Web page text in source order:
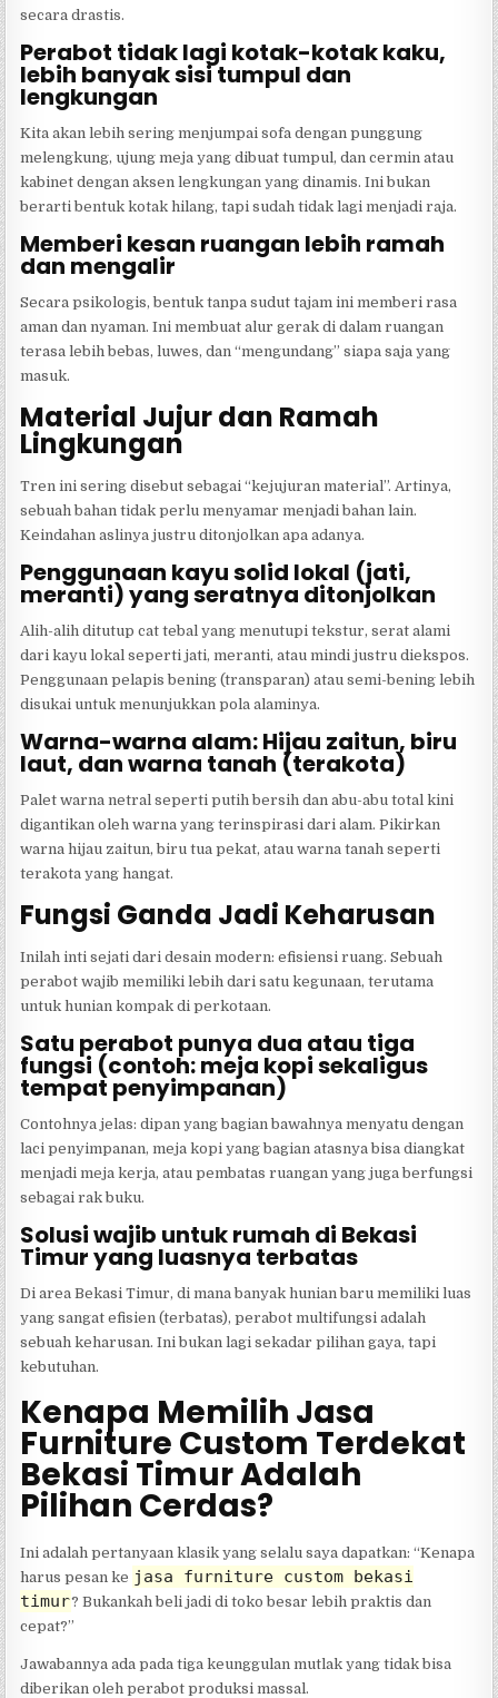
secara drastis.
Perabot tidak lagi kotak-kotak kaku,
lebih banyak sisi tumpul dan
lengkungan
Kita akan lebih sering menjumpai sofa dengan punggung
melengkung, ujung meja yang dibuat tumpul, dan cermin atau
kabinet dengan aksen lengkungan yang dinamis. Ini bukan
berarti bentuk kotak hilang, tapi sudah tidak lagi menjadi raja.
Memberi kesan ruangan lebih ramah
dan mengalir
Secara psikologis, bentuk tanpa sudut tajam ini memberi rasa
aman dan nyaman. Ini membuat alur gerak di dalam ruangan
terasa lebih bebas, luwes, dan “mengundang” siapa saja yang
masuk.
Material Jujur dan Ramah
Lingkungan
Tren ini sering disebut sebagai “kejujuran material”. Artinya,
sebuah bahan tidak perlu menyamar menjadi bahan lain.
Keindahan aslinya justru ditonjolkan apa adanya.
Penggunaan kayu solid lokal (jati,
meranti) yang seratnya ditonjolkan
Alih-alih ditutup cat tebal yang menutupi tekstur, serat alami
dari kayu lokal seperti jati, meranti, atau mindi justru diekspos.
Penggunaan pelapis bening (transparan) atau semi-bening lebih
disukai untuk menunjukkan pola alaminya.
Warna-warna alam: Hijau zaitun, biru
laut, dan warna tanah (terakota)
Palet warna netral seperti putih bersih dan abu-abu total kini
digantikan oleh warna yang terinspirasi dari alam. Pikirkan
warna hijau zaitun, biru tua pekat, atau warna tanah seperti
terakota yang hangat.
Fungsi Ganda Jadi Keharusan
Inilah inti sejati dari desain modern: efisiensi ruang. Sebuah
perabot wajib memiliki lebih dari satu kegunaan, terutama
untuk hunian kompak di perkotaan.
Satu perabot punya dua atau tiga
fungsi (contoh: meja kopi sekaligus
tempat penyimpanan)
Contohnya jelas: dipan yang bagian bawahnya menyatu dengan
laci penyimpanan, meja kopi yang bagian atasnya bisa diangkat
menjadi meja kerja, atau pembatas ruangan yang juga berfungsi
sebagai rak buku.
Solusi wajib untuk rumah di Bekasi
Timur yang luasnya terbatas
Di area Bekasi Timur, di mana banyak hunian baru memiliki luas
yang sangat efisien (terbatas), perabot multifungsi adalah
sebuah keharusan. Ini bukan lagi sekadar pilihan gaya, tapi
kebutuhan.
Kenapa Memilih Jasa
Furniture Custom Terdekat
Bekasi Timur Adalah
Pilihan Cerdas?
Ini adalah pertanyaan klasik yang selalu saya dapatkan: “Kenapa
harus pesan ke jasa furniture custom bekasi
timur? Bukankah beli jadi di toko besar lebih praktis dan
cepat?”
Jawabannya ada pada tiga keunggulan mutlak yang tidak bisa
diberikan oleh perabot produksi massal.